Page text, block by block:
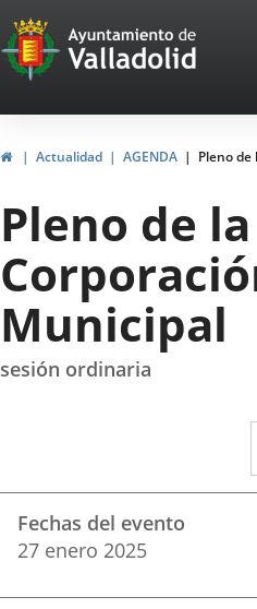
Portal
Web
del
Ayuntamiento
de
Valladolid
InicioActualidad AGENDA Pleno
Pleno de la
Municipal
sesión ordinaria
del
evento
Fechas del evento
27 enero 2025